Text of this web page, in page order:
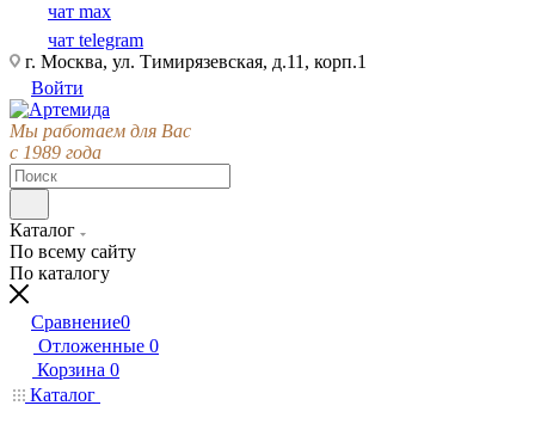
чат max
чат telegram
г. Москва, ул. Тимирязевская, д.11, корп.1
Войти
Мы работаем для Вас
с 1989 года
Каталог
По всему сайту
По каталогу
Сравнение0
Отложенные 0
Корзина 0
Каталог